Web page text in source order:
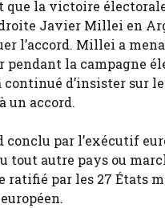
que la victoire
Javier Millei en
l’accord. Millei a
pendant la campagne
d’insister sur
un accord.
conclu par l’exécutif
tout autre pays ou
ratifié par les 27 États